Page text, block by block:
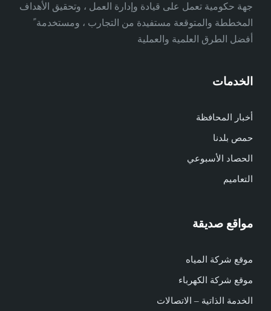
جهة حكومية تعمل على قيادة وإدارة العمل ، وتحقيق الأهداف
المخططة والمتوقعة مستفيدة من التجارب ، ومستخدمة ً
أفضل الطرق العلمية والعملية
الخدمات
أخبار المحافظة
حمص بلدنا
الحصاد الأسبوعي
التعاميم
مواقع صديقة
موقع شركة المياه
موقع شركة الكهرباء
الخدمة الذاتية – الاتصالات